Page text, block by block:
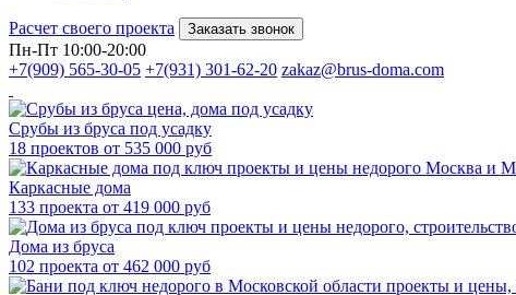
Расчет своего проекта Заказать звонок
Пн-Пт 10:00-20:00
+7(909) 565-30-05 +7(931) 301-62-20 zakaz@brus-doma.com
Срубы из бруса под усадку
18 проектов от 535 000 руб
Каркасные дома
133 проекта от 419 000 руб
Дома из бруса
102 проекта от 462 000 руб